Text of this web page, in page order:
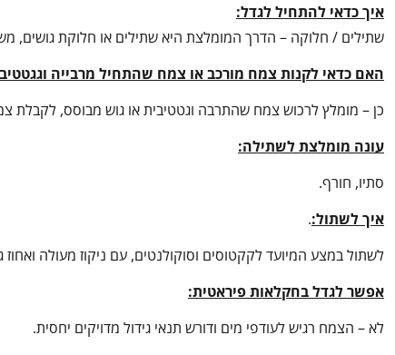
איך כדאי להתחיל לגדל:
שתילים / חלוקה – הדרך המומלצת היא שתילים או חלוקת גושים,
האם כדאי לקנות צמח מורכב או צמח שהתחיל מרבייה
כן – מומלץ לרכוש צמח שהתרבה וגטטיבית או גוש מבוסס, לקבלת
עונה מומלצת לשתילה:
סתיו, חורף.
איך לשתול:.
לשתול במצע המיועד לקקטוסים וסוקולנטים, עם ניקוז מעולה
אפשר לגדל בחקלאות פיראטית:
לא – הצמח רגיש לעודפי מים ודורש תנאי גידול מדויקים יחסית.